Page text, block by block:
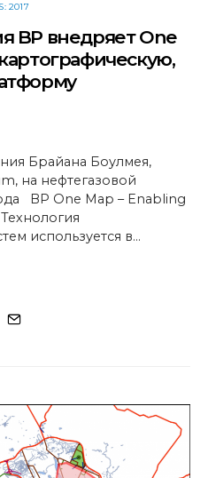
2017
BP внедряет One
Брайана Боулмея,
на нефтегазовой
BP One Map – Enabling
используется в…